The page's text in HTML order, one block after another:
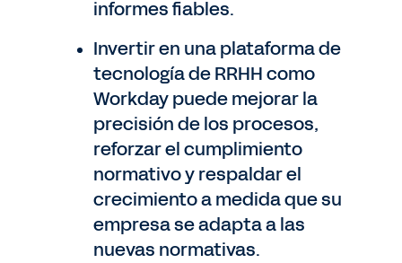
informes fiables.
Invertir en una plataforma de
tecnología de RRHH como
Workday puede mejorar la
precisión de los procesos,
reforzar el cumplimiento
normativo y respaldar el
crecimiento a medida que su
empresa se adapta a las
nuevas normativas.